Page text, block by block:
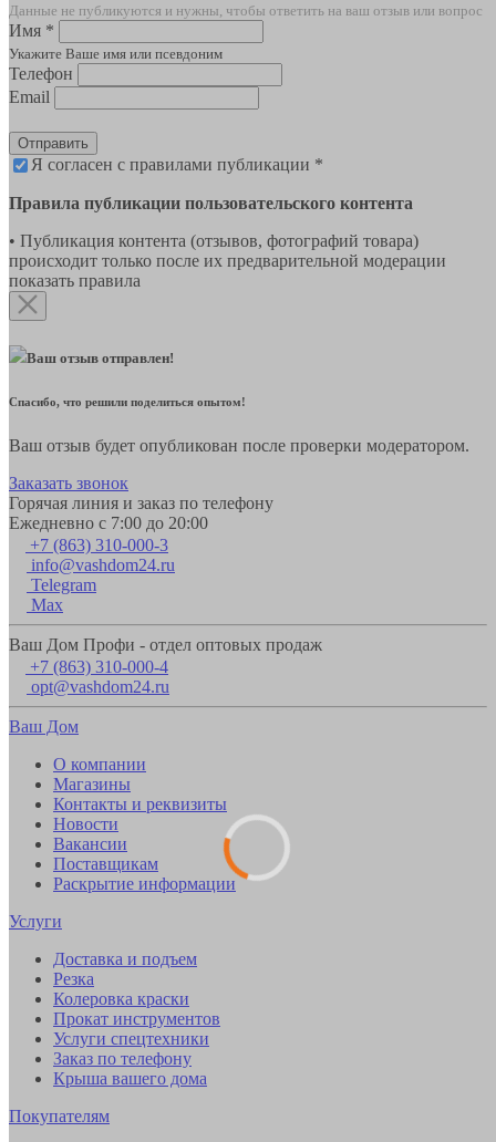
Данные не публикуются и нужны, чтобы ответить на ваш отзыв или вопрос
Имя *
Укажите Ваше имя или псевдоним
Телефон
Email
Отправить
Я согласен с правилами публикации *
Правила публикации пользовательского контента
• Публикация контента (отзывов, фотографий товара)
происходит только после их предварительной модерации
показать правила
Ваш отзыв отправлен!
Спасибо, что решили поделиться опытом!
Ваш отзыв будет опубликован после проверки модератором.
Заказать звонок
Горячая линия и заказ по телефону
Ежедневно с 7:00 до 20:00
+7 (863) 310-000-3
info@vashdom24.ru
Telegram
Max
Ваш Дом Профи - отдел оптовых продаж
+7 (863) 310-000-4
opt@vashdom24.ru
Ваш Дом
О компании
Магазины
Контакты и реквизиты
Новости
Вакансии
Поставщикам
Раскрытие информации
Услуги
Доставка и подъем
Резка
Колеровка краски
Прокат инструментов
Услуги спецтехники
Заказ по телефону
Крыша вашего дома
Покупателям